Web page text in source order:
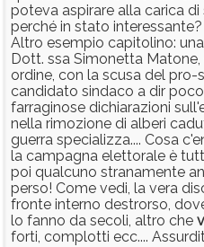
poteva aspirare alla carica
perché in stato
Altro esempio capitolino:
Dott. ssa Simonetta
ordine, con la scusa del
candidato sindaco a dir
farraginose dichiarazioni
nella rimozione di alberi
guerra specializza.... Cosa
la campagna elettorale è
poi qualcuno stranamente
perso! Come vedi, la vera
fronte interno destrorso,
lo fanno da secoli, altro che
forti, complotti ecc....